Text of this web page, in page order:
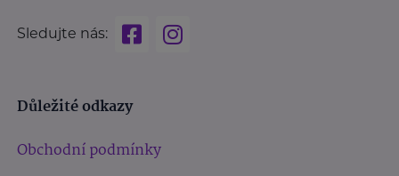
Sledujte nás:
Důležité odkazy
Obchodní podmínky